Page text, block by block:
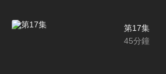
第17集
45分鐘